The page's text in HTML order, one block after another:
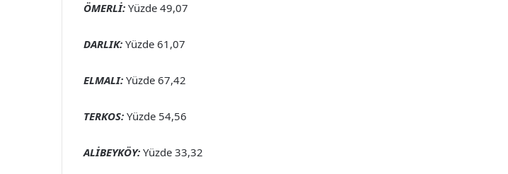
ÖMERLİ: Yüzde 49,07
DARLIK: Yüzde 61,07
ELMALI: Yüzde 67,42
TERKOS: Yüzde 54,56
ALİBEYKÖY: Yüzde 33,32